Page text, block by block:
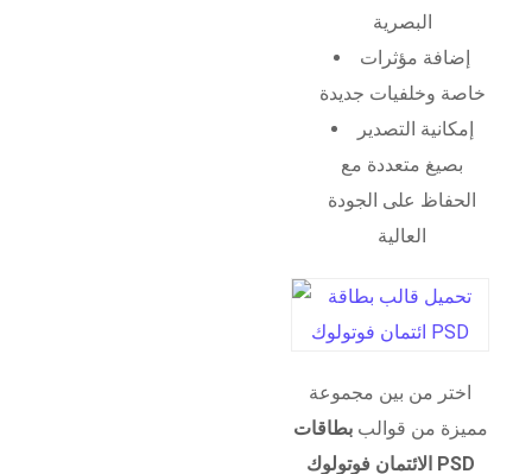
البصرية
إضافة مؤثرات
خاصة وخلفيات جديدة
إمكانية التصدير
بصيغ متعددة مع
الحفاظ على الجودة
العالية
اختر من بين مجموعة
مميزة من قوالببطاقات
الائتمان فوتولوك PSD